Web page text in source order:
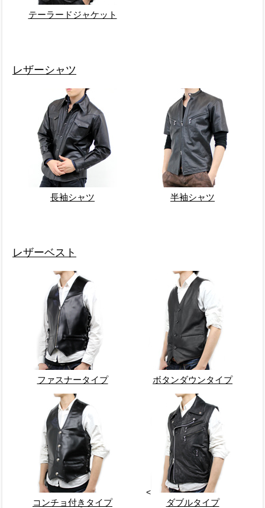
テーラードジャケット
レザーシャツ
長袖シャツ 半袖シャツ
レザーベスト
ファスナータイプ ボタンダウンタイプ
コンチョ付きタイプ
<
ダブルタイプ